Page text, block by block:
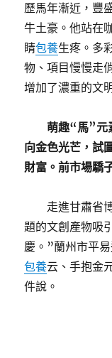
歷馬年漸近，豐
牛土豪。他站在
睛包養生疼。多
物、項目慢慢走
增加了濃重的文
萌趣“馬”元
向金色光芒，試
財富。前市場驕
走進甘肅省
題的文創產物吸
慶。”蘭州市平
包養云、手抱金
件說。